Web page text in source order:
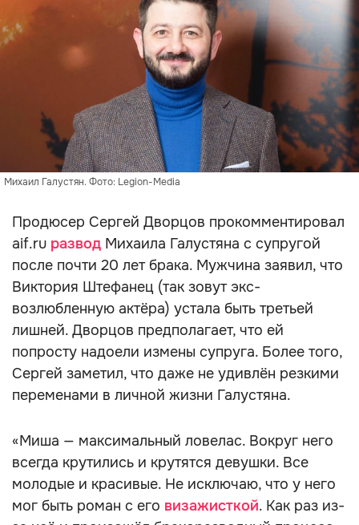
Михаил Галустян. Фото: Legion-Media
Продюсер Сергей Дворцов прокомментировал
aif.ru развод Михаила Галустяна с супругой
после почти 20 лет брака. Мужчина заявил, что
Виктория Штефанец (так зовут экс-
возлюбленную актёра) устала быть третьей
лишней. Дворцов предполагает, что ей
попросту надоели измены супруга. Более того,
Сергей заметил, что даже не удивлён резкими
переменами в личной жизни Галустяна.
«Миша — максимальный ловелас. Вокруг него
всегда крутились и крутятся девушки. Все
молодые и красивые. Не исключаю, что у него
мог быть роман с его визажисткой. Как раз из-